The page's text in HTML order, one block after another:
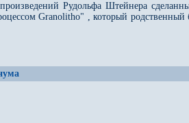
Рудольфа Штейнера
Granolitho" , который